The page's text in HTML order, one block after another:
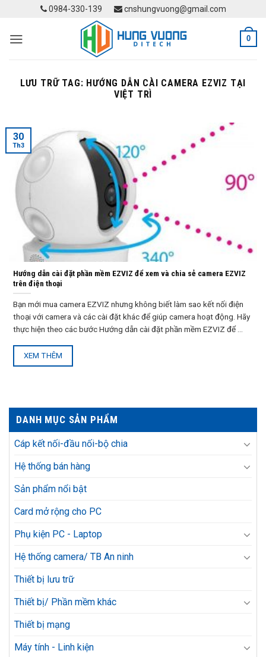
content
0984-330-139 cnshungvuong@gmail.com
0
LƯU TRỮ TAG: HƯỚNG DẪN CÀI CAMERA EZVIZ TẠI
VIỆT TRÌ
Hướng dẫn cài đặt phần mềm EZVIZ để xem và chia sẻ camera EZVIZ
trên điện thoại
Bạn mới mua camera EZVIZ nhưng không biết làm sao kết nối điện
thoại với camera và các cài đặt khác để giúp camera hoạt động. Hãy
thực hiện theo các bước Hướng dẫn cài đặt phần mềm EZVIZ để ...
XEM THÊM
30
Th3
DANH MỤC SẢN PHẨM
Cáp kết nối-đầu nối-bộ chia
Hệ thống bán hàng
Sản phẩm nổi bật
Card mở rộng cho PC
Phụ kiện PC - Laptop
Hệ thống camera/ TB An ninh
Thiết bị lưu trữ
Thiết bị/ Phần mềm khác
Thiết bị mạng
Máy tính - Linh kiện